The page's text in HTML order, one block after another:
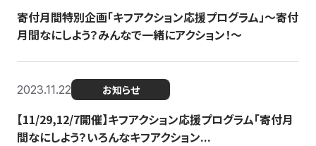
寄付月間特別企画「キフアクション応援プログラム」〜寄付
月間なにしよう？みんなで一緒にアクション！〜
2023.11.22 お知らせ
【11/29,12/7開催】キフアクション応援プログラム「寄付月
間なにしよう？いろんなキフアクション...